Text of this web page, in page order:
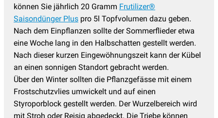
können Sie jährlich 20 Gramm Frutilizer®
Saisondünger Plus pro 5l Topfvolumen dazu geben.
Nach dem Einpflanzen sollte der Sommerflieder etwa
eine Woche lang in den Halbschatten gestellt werden.
Nach dieser kurzen Eingewöhnungszeit kann der Kübel
an einen sonnigen Standort gebracht werden.
Über den Winter sollten die Pflanzgefässe mit einem
Frostschutzvlies umwickelt und auf einen
Styroporblock gestellt werden. Der Wurzelbereich wird
mit Stroh oder Reisig abgedeckt. Die Triebe können